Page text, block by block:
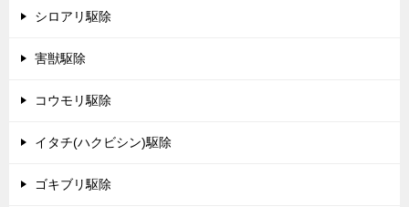
シロアリ駆除
害獣駆除
コウモリ駆除
イタチ(ハクビシン)駆除
ゴキブリ駆除